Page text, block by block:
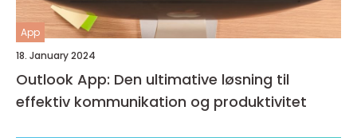
App
18. January 2024
Outlook App: Den ultimative løsning til
effektiv kommunikation og produktivitet